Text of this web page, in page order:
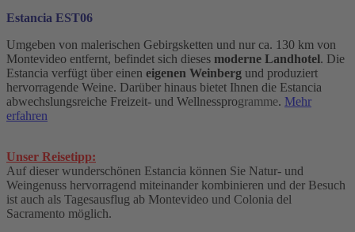
Estancia EST06
Umgeben von malerischen Gebirgsketten und nur ca. 130 km von
Montevideo entfernt, befindet sich dieses moderne Landhotel. Die
Estancia verfügt über einen eigenen Weinberg und produziert
hervorragende Weine. Darüber hinaus bietet Ihnen die Estancia
abwechslungsreiche Freizeit- und Wellnessprogramme. Mehr
erfahren
Unser Reisetipp:
Auf dieser wunderschönen Estancia können Sie Natur- und
Weingenuss hervorragend miteinander kombinieren und der Besuch
ist auch als Tagesausflug ab Montevideo und Colonia del
Sacramento möglich.